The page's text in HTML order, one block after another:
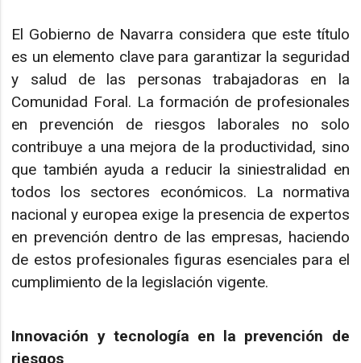
El Gobierno de Navarra considera que este título
es un elemento clave para garantizar la seguridad
y salud de las personas trabajadoras en la
Comunidad Foral. La formación de profesionales
en prevención de riesgos laborales no solo
contribuye a una mejora de la productividad, sino
que también ayuda a reducir la siniestralidad en
todos los sectores económicos. La normativa
nacional y europea exige la presencia de expertos
en prevención dentro de las empresas, haciendo
de estos profesionales figuras esenciales para el
cumplimiento de la legislación vigente.
Innovación y tecnología en la prevención de
riesgos